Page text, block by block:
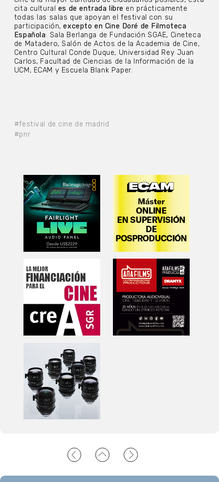
#festival de cine de madrid
#pnr
cita cultural es de entrada libre en prácticamente
todas las salas que apoyan el festival con su
participación,excepto en Cine Doré de Filmoteca
Española: Sala Berlanga de Fundación SGAE, Cineteca
de Matadero, Salón de Actos de la Academia de Cine,
Centro Cultural Conde Duque, Universidad Rey Juan
Carlos, Facultad de Ciencias de la Información de la
UCM, ECAM y Escuela Blank Paper.